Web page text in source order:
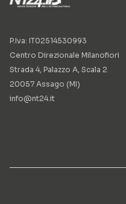
P.Iva: IT02514530993
Centro Direzionale Milanofiori
Strada 4, Palazzo A, Scala 2
20057 Assago (MI)
info@nt24.it